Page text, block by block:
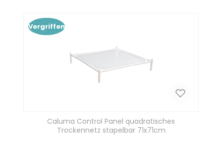
Vergriffen
Caluma Control Panel quadratisches
Trockennetz stapelbar 71x71cm